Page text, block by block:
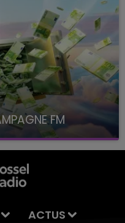
FM
à 8H10
ACTUS